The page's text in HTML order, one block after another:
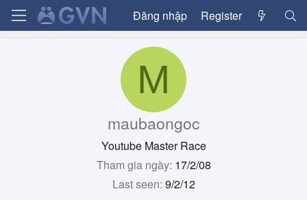
Đăng nhập Register
M
maubaongoc
Youtube Master Race
Tham gia ngày 17/2/08
Last seen 9/2/12